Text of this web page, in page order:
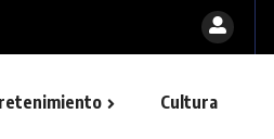
Cultura